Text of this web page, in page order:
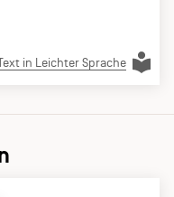
in Leichter Sprache